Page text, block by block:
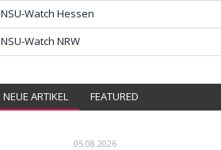
NSU-Watch Hessen
NSU-Watch NRW
NEUE ARTIKEL FEATURED
05.08.2026